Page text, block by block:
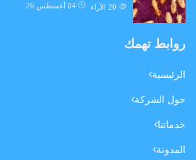
04 أغسطس 26 الآراء
روابط تهمك
الرئيسية
حول الشركة
خدماتنا
المدونة